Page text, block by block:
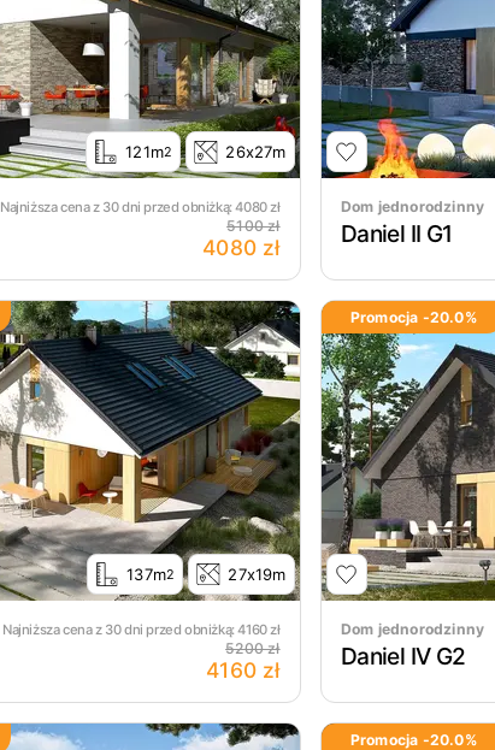
121m2 26x27m
Najniższa cena z 30 dni przed obniżką:4080zł
5100 zł
4080 zł
Dom jednorodzinny
Daniel II G1
137m2 27x19m
Najniższa cena z 30 dni przed obniżką:4160zł
5200 zł
4160 zł
Promocja -20.0%
Dom jednorodzinny
Daniel IV G2
Promocja -20.0%